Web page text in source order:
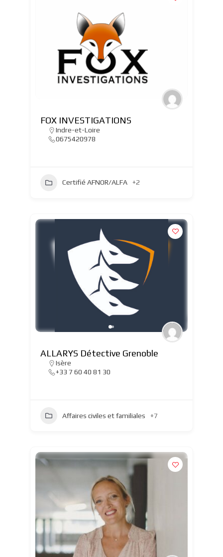
FOX INVESTIGATIONS
Indre-et-Loire
0675420978
Certifié AFNOR/ALFA +2
ALLARYS Détective Grenoble
Isère
+33 7 60 40 81 30
Affaires civiles et familiales +7